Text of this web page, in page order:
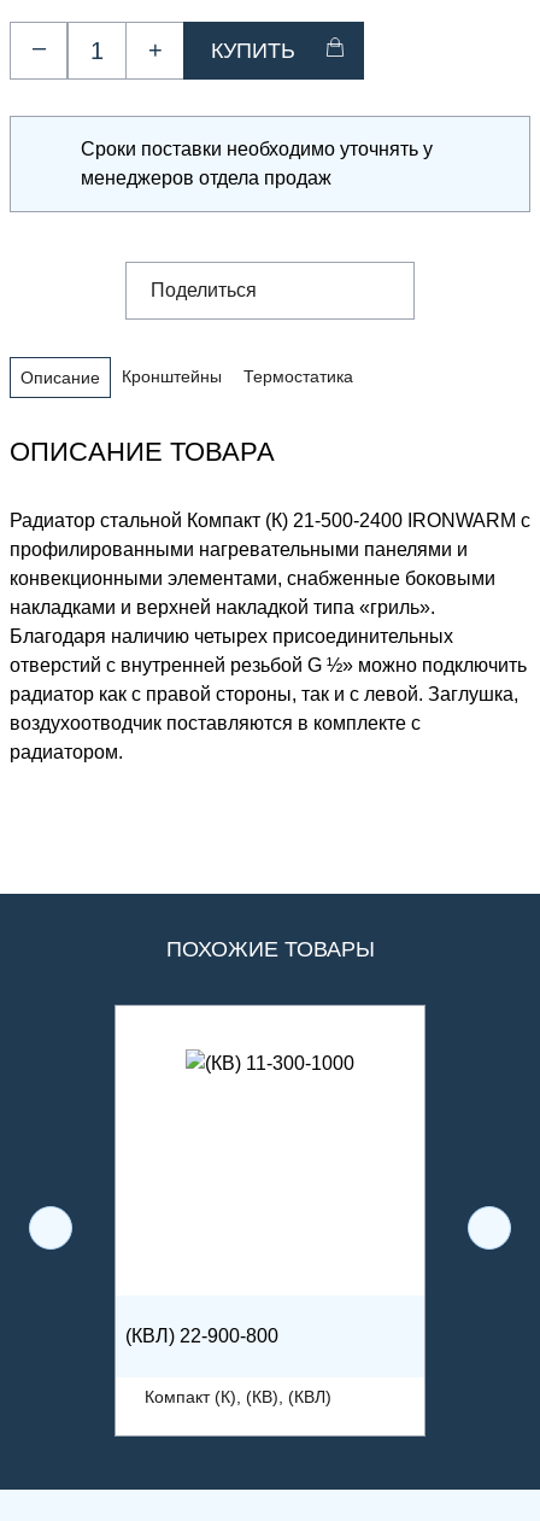
– +
Сроки поставки необходимо уточнять у
менеджеров отдела продаж
Поделиться
Описание Кронштейны Термостатика
ОПИСАНИЕ ТОВАРА
Радиатор стальной Компакт (К) 21-500-2400 IRONWARM с
профилированными нагревательными панелями и
конвекционными элементами, снабженные боковыми
накладками и верхней накладкой типа «гриль».
Благодаря наличию четырех присоединительных
отверстий с внутренней резьбой G ½» можно подключить
радиатор как с правой стороны, так и с левой. Заглушка,
воздухоотводчик поставляются в комплекте с
радиатором.
ПОХОЖИЕ ТОВАРЫ
(КВЛ) 22-900-800
Компакт (К), (КВ), (КВЛ)